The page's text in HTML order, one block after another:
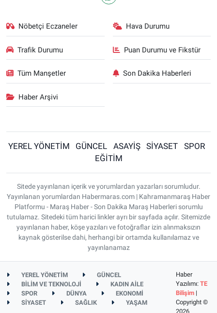
Nöbetçi Eczaneler Hava Durumu
Trafik Durumu Puan Durumu ve Fikstür
Tüm Manşetler Son Dakika Haberleri
Haber Arşivi
YEREL YÖNETİM GÜNCEL ASAYİŞ SİYASET
SPOR
EĞİTİM
Sitede yayınlanan içerik ve yorumlardan yazarları sorumludur.
Yayınlanan yorumlardan Habermaras.com | Kahramanmaraş Haber
Platformu - Maraş Haber - Son Dakika Maraş Haberleri sorumlu
tutulamaz. Sitedeki tüm harici linkler ayrı bir sayfada açılır. Sitemizde
yayınlanan haber, köşe yazıları ve fotoğraflar izin alınmaksızın
kaynak gösterilse dahi, herhangi bir ortamda kullanılamaz ve
yayınlanamaz
YEREL YÖNETİM
GÜNCEL
BİLİM VE TEKNOLOJİ
KADIN AİLE
SPOR
DÜNYA
EKONOMİ
SİYASET
SAĞLIK YAŞAM
Haber
Yazılımı: TE
Bilişim|
Copyright ©
2026